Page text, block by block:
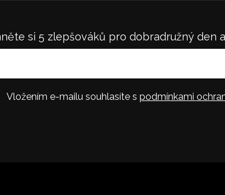
si 5 zlepšováků pro dobradružný den
Vložením e-mailu souhlasíte s podmínkami